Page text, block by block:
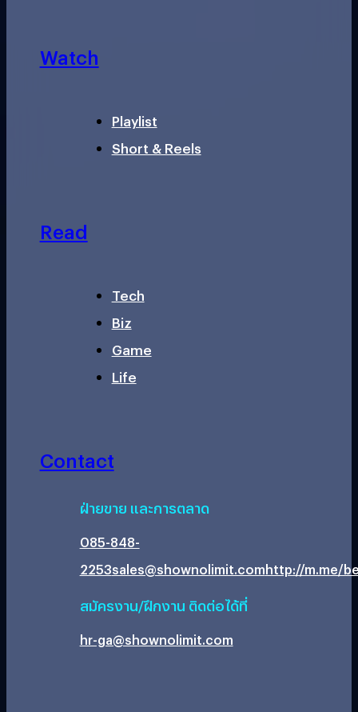
Watch
Playlist
Short & Reels
Read
Tech
Biz
Game
Life
Contact
ฝ่ายขาย และการตลาด
085-848-
2253sales@shownolimit.comhttp://m.me/
สมัครงาน/ฝึกงาน ติดต่อได้ที่
hr-ga@shownolimit.com